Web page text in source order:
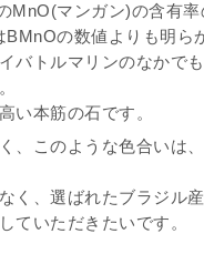
MnO(マンガン)の含有率
BMnOの数値よりも明ら
バトルマリンのなかで
い本筋の石です。
、このような色合いは
く、選ばれたブラジル
ていただきたいです。